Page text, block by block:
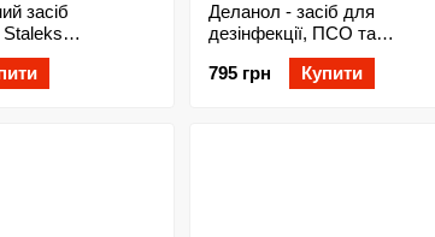
засіб
Staleks
мл для
і
Деланол - засіб для
дезінфекції, ПСО та
стерилізації інструментів від
Dezik, 1л
795 грн Купити